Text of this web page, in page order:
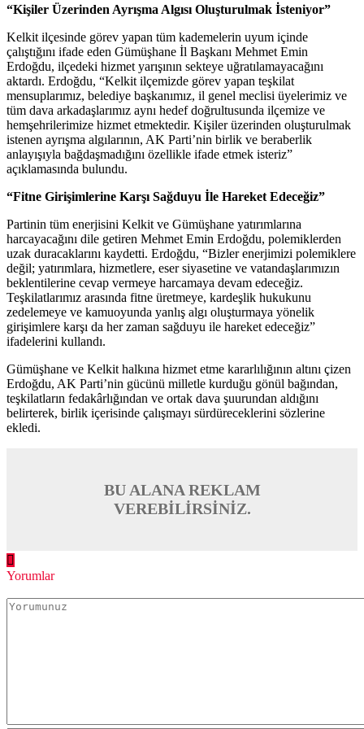
Partinin tüm enerjisini Kelkit ve Gümüşhane yatırımlarına
harcayacağını dile getiren Mehmet Emin Erdoğdu, polemiklerden
uzak duracaklarını kaydetti. Erdoğdu, “Bizler enerjimizi polemiklere
değil; yatırımlara, hizmetlere, eser siyasetine ve vatandaşlarımızın
beklentilerine cevap vermeye harcamaya devam edeceğiz.
Teşkilatlarımız arasında fitne üretmeye, kardeşlik hukukunu
zedelemeye ve kamuoyunda yanlış algı oluşturmaya yönelik
girişimlere karşı da her zaman sağduyu ile hareket edeceğiz”
ifadelerini kullandı.
Gümüşhane ve Kelkit halkına hizmet etme kararlılığının altını çizen
Erdoğdu, AK Parti’nin gücünü milletle kurduğu gönül bağından,
teşkilatların fedakârlığından ve ortak dava şuurundan aldığını
belirterek, birlik içerisinde çalışmayı sürdüreceklerini sözlerine
ekledi.
BU ALANA REKLAM
VEREBİLİRSİNİZ.
Yorumlar
Daha sonraki yorumlarımda kullanılması için adım, e-posta